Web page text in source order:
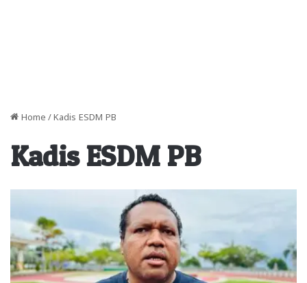
Home / Kadis ESDM PB
Kadis ESDM PB